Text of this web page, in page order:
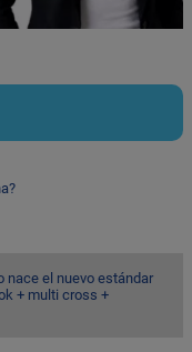
nace el nuevo estándar
+ multi cross +